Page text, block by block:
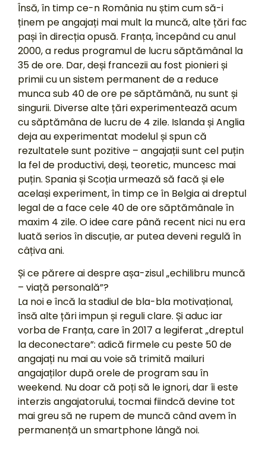
Însă, în timp ce-n România nu știm cum să-i
ținem pe angajați mai mult la muncă, alte țări fac
pași în direcția opusă. Franța, începând cu anul
2000, a redus programul de lucru săptămânal la
35 de ore. Dar, deși francezii au fost pionieri și
primii cu un sistem permanent de a reduce
munca sub 40 de ore pe săptămână, nu sunt și
singurii. Diverse alte țări experimentează acum
cu săptămâna de lucru de 4 zile. Islanda și Anglia
deja au experimentat modelul și spun că
rezultatele sunt pozitive – angajații sunt cel puțin
la fel de productivi, deși, teoretic, muncesc mai
puțin. Spania și Scoția urmează să facă și ele
același experiment, în timp ce în Belgia ai dreptul
legal de a face cele 40 de ore săptămânale în
maxim 4 zile. O idee care până recent nici nu era
luată serios în discuție, ar putea deveni regulă în
câțiva ani.
Și ce părere ai despre așa-zisul „echilibru muncă
– viață personală”?
La noi e încă la stadiul de bla-bla motivațional,
însă alte țări impun și reguli clare. Și aduc iar
vorba de Franța, care în 2017 a legiferat „dreptul
la deconectare”: adică firmele cu peste 50 de
angajați nu mai au voie să trimită mailuri
angajaților după orele de program sau în
weekend. Nu doar că poți să le ignori, dar îi este
interzis angajatorului, tocmai fiindcă devine tot
mai greu să ne rupem de muncă când avem în
permanență un smartphone lângă noi.